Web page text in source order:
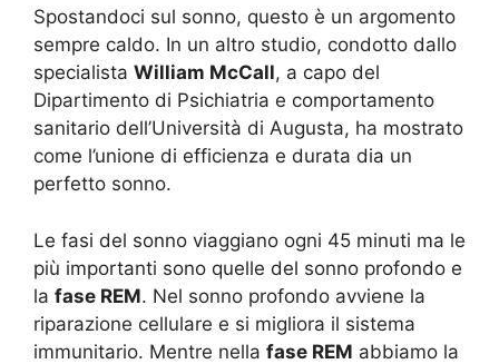
Spostandoci sul sonno, questo è un argomento
sempre caldo. In un altro studio, condotto dallo
specialista William McCall, a capo del
Dipartimento di Psichiatria e comportamento
sanitario dell’Università di Augusta, ha mostrato
come l’unione di efficienza e durata dia un
perfetto sonno.
Le fasi del sonno viaggiano ogni 45 minuti ma le
più importanti sono quelle del sonno profondo e
la fase REM. Nel sonno profondo avviene la
riparazione cellulare e si migliora il sistema
immunitario. Mentre nella fase REM abbiamo la